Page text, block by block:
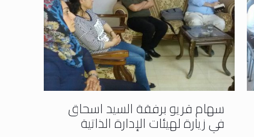
سهام قريو برفقة السيد اسحاق
في زيارة لهيئات الإدارة الذاتية